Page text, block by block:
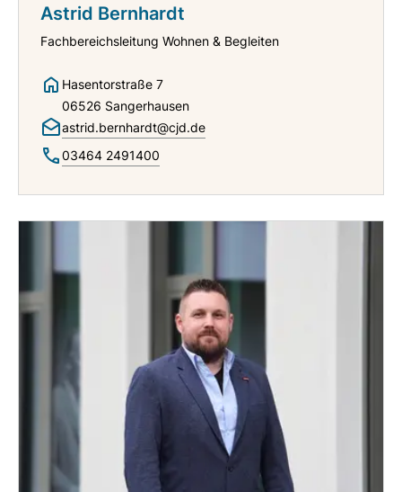
Astrid Bernhardt
Fachbereichsleitung Wohnen & Begleiten
Hasentorstraße 7
06526 Sangerhausen
astrid.bernhardt@cjd.de
03464 2491400